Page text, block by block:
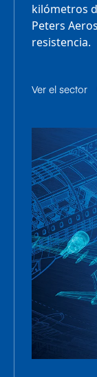
kilómetros
Peters
resistencia.
Ver el sector